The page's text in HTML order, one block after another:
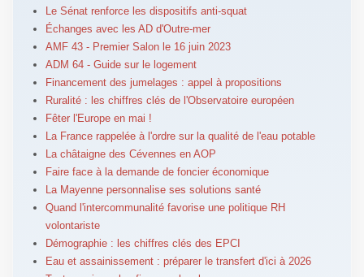
Le Sénat renforce les dispositifs anti-squat
Échanges avec les AD d'Outre-mer
AMF 43 - Premier Salon le 16 juin 2023
ADM 64 - Guide sur le logement
Financement des jumelages : appel à propositions
Ruralité : les chiffres clés de l'Observatoire européen
Fêter l'Europe en mai !
La France rappelée à l'ordre sur la qualité de l'eau potable
La châtaigne des Cévennes en AOP
Faire face à la demande de foncier économique
La Mayenne personnalise ses solutions santé
Quand l'intercommunalité favorise une politique RH
volontariste
Démographie : les chiffres clés des EPCI
Eau et assainissement : préparer le transfert d'ici à 2026